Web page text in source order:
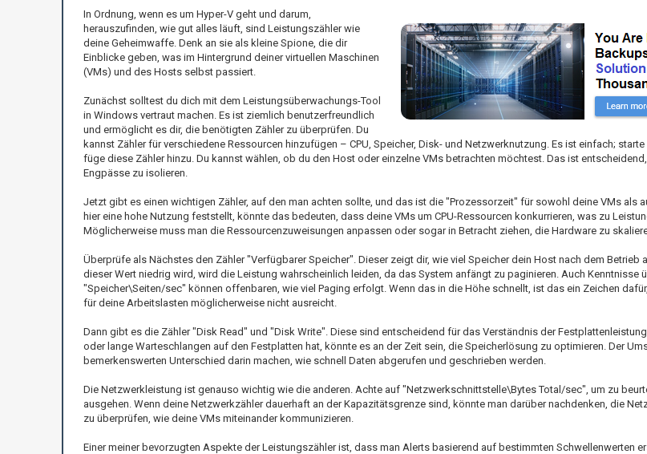
In Ordnung, wenn es um Hyper-V geht und darum,
herauszufinden, wie gut alles läuft, sind Leistungszähler wie
deine Geheimwaffe. Denk an sie als kleine Spione, die dir
Einblicke geben, was im Hintergrund deiner virtuellen Maschinen
(VMs) und des Hosts selbst passiert.
Zunächst solltest du dich mit dem Leistungsüberwachungs-Tool
in Windows vertraut machen. Es ist ziemlich benutzerfreundlich
und ermöglicht es dir, die benötigten Zähler zu überprüfen. Du
kannst Zähler für verschiedene Ressourcen hinzufügen – CPU, Speicher, Disk- und Netzwerknutzung. Es ist einfach;
füge diese Zähler hinzu. Du kannst wählen, ob du den Host oder einzelne VMs betrachten möchtest. Das ist
Engpässe zu isolieren.
Jetzt gibt es einen wichtigen Zähler, auf den man achten sollte, und das ist die "Prozessorzeit" für sowohl deine VMs als
hier eine hohe Nutzung feststellt, könnte das bedeuten, dass deine VMs um CPU-Ressourcen konkurrieren, was zu
Möglicherweise muss man die Ressourcenzuweisungen anpassen oder sogar in Betracht ziehen, die Hardware zu
Überprüfe als Nächstes den Zähler "Verfügbarer Speicher". Dieser zeigt dir, wie viel Speicher dein Host nach dem Betrieb
dieser Wert niedrig wird, wird die Leistung wahrscheinlich leiden, da das System anfängt zu paginieren. Auch Kenntnisse
"Speicher\Seiten/sec" können offenbaren, wie viel Paging erfolgt. Wenn das in die Höhe schnellt, ist das ein Zeichen
für deine Arbeitslasten möglicherweise nicht ausreicht.
Dann gibt es die Zähler "Disk Read" und "Disk Write". Diese sind entscheidend für das Verständnis der
oder lange Warteschlangen auf den Festplatten hat, könnte es an der Zeit sein, die Speicherlösung zu optimieren. Der
bemerkenswerten Unterschied darin machen, wie schnell Daten abgerufen und geschrieben werden.
Die Netzwerkleistung ist genauso wichtig wie die anderen. Achte auf "Netzwerkschnittstelle\Bytes Total/sec", um zu
ausgehen. Wenn deine Netzwerkzähler dauerhaft an der Kapazitätsgrenze sind, könnte man darüber nachdenken, die
zu überprüfen, wie deine VMs miteinander kommunizieren.
Einer meiner bevorzugten Aspekte der Leistungszähler ist, dass man Alerts basierend auf bestimmten Schwellenwerten